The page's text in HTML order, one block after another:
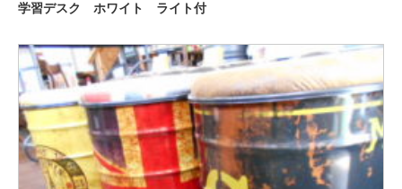
学習デスク ホワイト ライト付